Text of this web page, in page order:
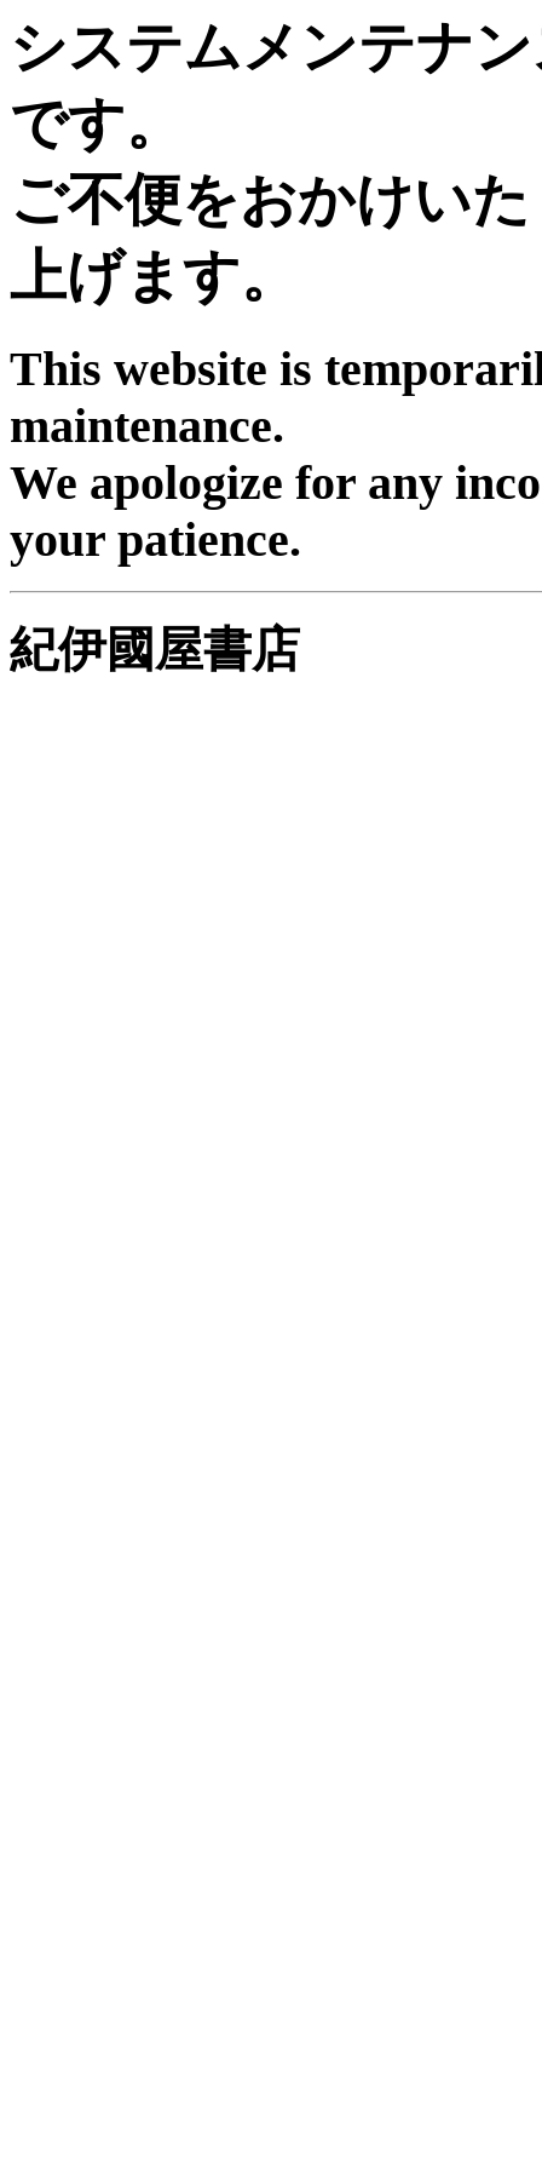
システムメンテナ
です。
ご不便をおかけい
上げます。
This website is
maintenance.
We apologize for any
your patience.
紀伊國屋書店